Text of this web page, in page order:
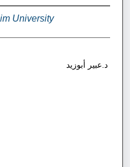
University
د.عبير أبوزيد